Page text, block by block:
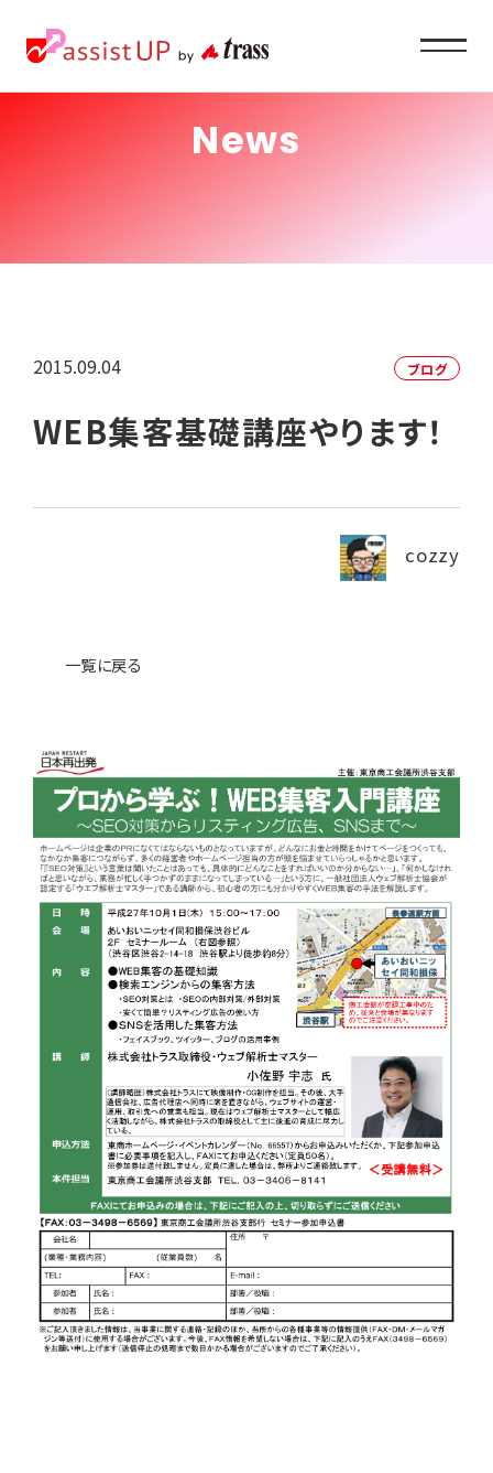
Recruit
求職者の方へ
News
お問い合わせ
News
WEB集客基礎講座やります！
2015.09.04 ブログ
cozzy
一覧に戻る